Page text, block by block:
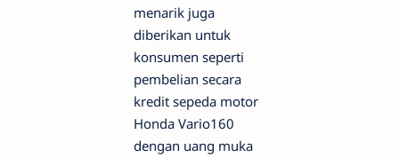
menarik juga
diberikan untuk
konsumen seperti
pembelian secara
kredit sepeda motor
Honda Vario160
dengan uang muka